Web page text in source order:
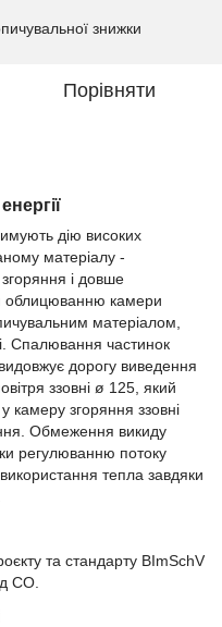
знижки
Порівняти
дію високих
матеріалу -
згоряння і довше
облицюванню камери
матеріалом,
Спалювання частинок
дорогу виведення
ззовні ø 125, який
камеру згоряння ззовні
Обмеження викиду
регулюванню потоку
тепла завдяки
та стандарту BImSchV
CO.